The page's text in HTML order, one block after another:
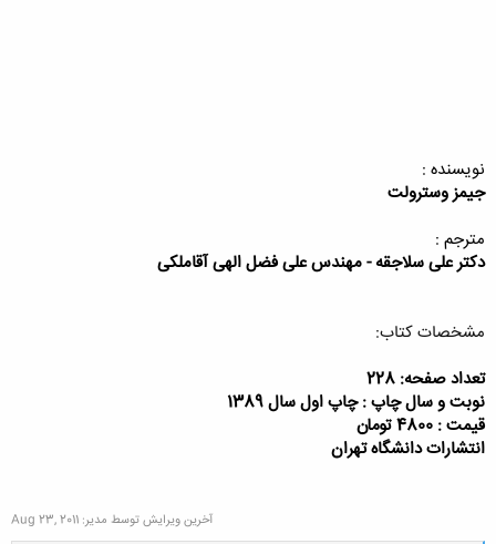
نویسنده :
جیمز وسترولت
مترجم :
دکتر علی سلاجقه - مهندس علی فضل الهی آقاملکی
مشخصات کتاب:
تعداد صفحه: 228
نوبت و سال چاپ : چاپ اول سال 1389
قیمت : 4800 تومان
انتشارات دانشگاه تهران
آخرین ویرایش توسط مدیر: Aug 23, 2011